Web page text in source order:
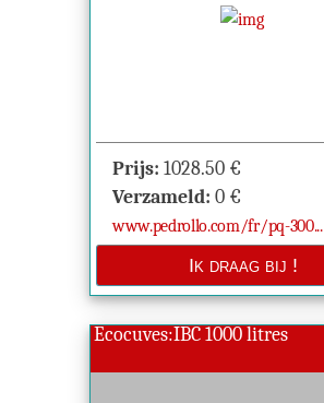
Prijs: 1028.50 €
Verzameld: 0 €
www.pedrollo.com/fr/pq-300...
Ecocuves:IBC 1000 litres